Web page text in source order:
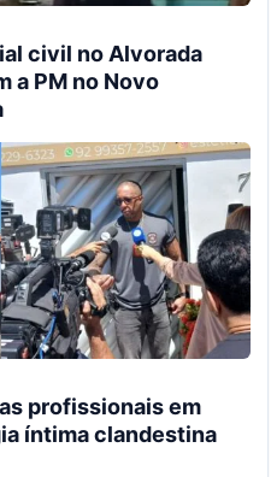
civil no Alvorada
a PM no Novo
profissionais em
íntima clandestina